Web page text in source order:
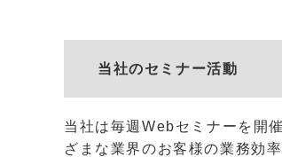
当社のセミナー活動
当社は毎週Webセミナーを開
ざまな業界のお客様の業務効